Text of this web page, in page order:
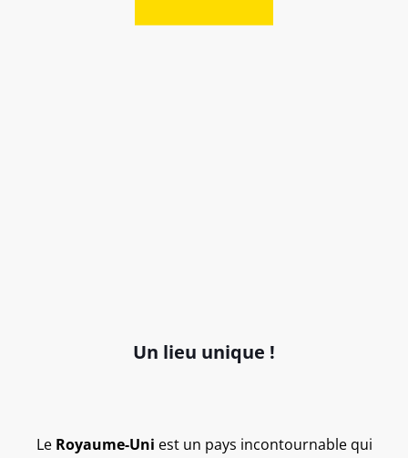
Un lieu unique !
Le Royaume-Uni est un pays incontournable qui